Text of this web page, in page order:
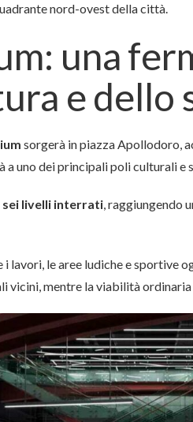
nord-ovest della città.
una
e dello
sorgerà in piazza Apollodoro,
a uno dei principali poli culturali e
sei livelli interrati, raggiungendo
lavori, le aree ludiche e sportive
vicini, mentre la viabilità